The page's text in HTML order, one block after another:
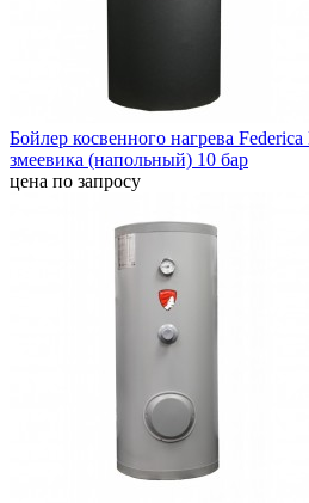
Бойлер косвенного нагрева
змеевика (напольный) 10 бар
цена по запросу